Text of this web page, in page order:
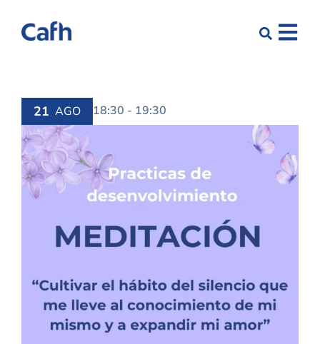
21 AGO 18:30 - 19:30